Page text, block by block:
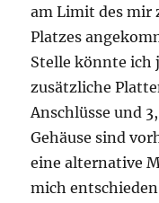
am Limit des mir
Platzes
Stelle könnte ich
zusätzliche
Anschlüsse und
Gehäuse sind
eine alternative
mich